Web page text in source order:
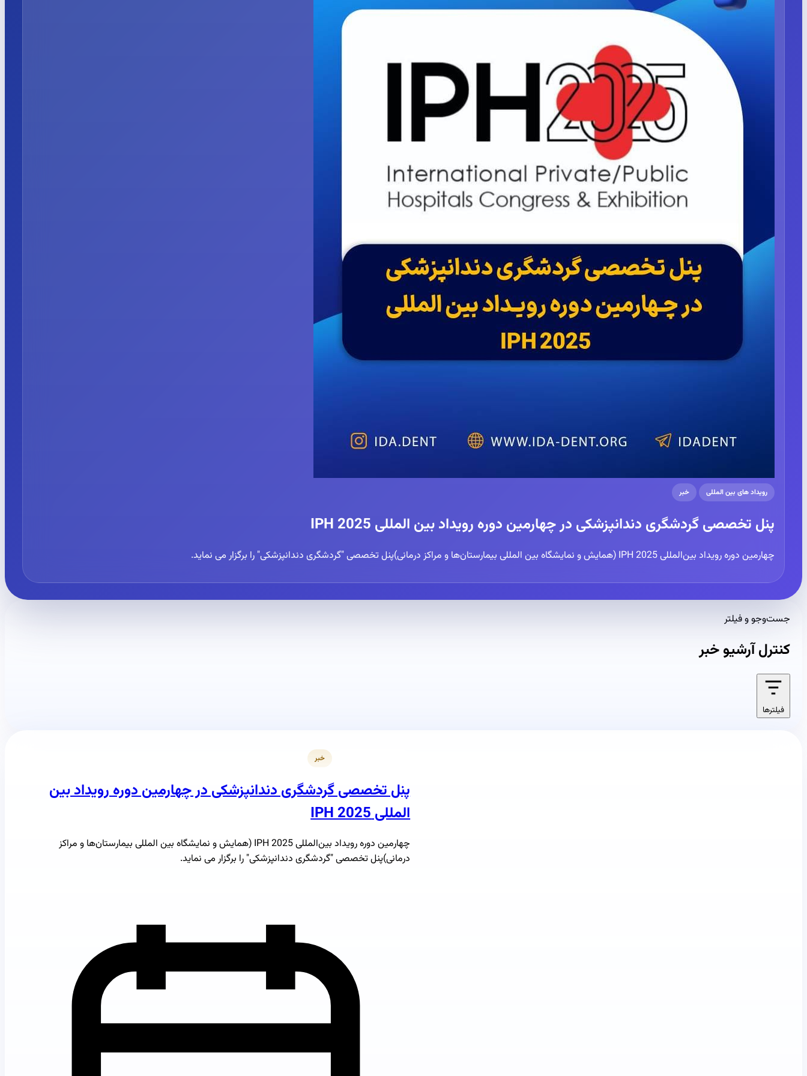
رویداد های بین المللی خبر
پنل تخصصی گردشگری دندانپزشکی در چهارمین دوره رویداد بین المللی IPH 2025
چهارمین دوره رویداد بین‌المللی IPH 2025 (همایش و نمایشگاه بین المللی بیمارستان‌ها و مراکز درمانی)پنل تخصصی "گردشگری دندانپزشکی" را برگزار می نماید.
جست‌وجو و فیلتر
کنترل آرشیو خبر
فیلترها
خبر
پنل تخصصی گردشگری دندانپزشکی در چهارمین دوره رویداد بین
المللی IPH 2025
چهارمین دوره رویداد بین‌المللی IPH 2025 (همایش و نمایشگاه بین المللی بیمارستان‌ها و مراکز
درمانی)پنل تخصصی "گردشگری دندانپزشکی" را برگزار می نماید.